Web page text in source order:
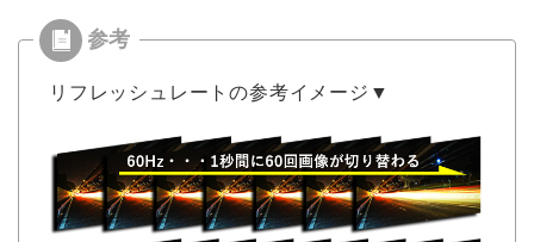
リフレッシュレートの参考イメージ▼